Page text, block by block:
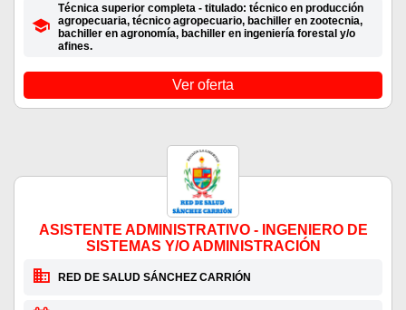
Técnica superior completa - titulado: técnico en producción
agropecuaria, técnico agropecuario, bachiller en zootecnia,
bachiller en agronomía, bachiller en ingeniería forestal y/o
afines.
Ver oferta
ASISTENTE ADMINISTRATIVO - INGENIERO DE
SISTEMAS Y/O ADMINISTRACIÓN
RED DE SALUD SÁNCHEZ CARRIÓN